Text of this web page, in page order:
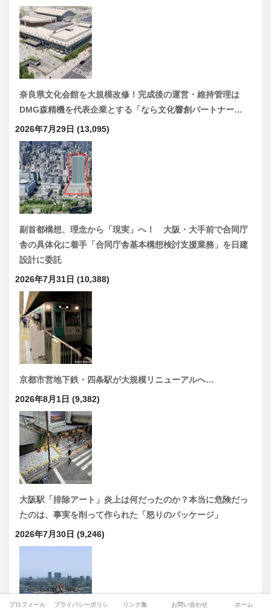
奈良県文化会館を大規模改修！完成後の運営・維持管理は
DMG森精機を代表企業とする「なら文化響創パートナー…
2026年7月29日 (13,095)
副首都構想、理念から「現実」へ！ 大阪・大手前で合同庁
舎の具体化に着手「合同庁舎基本構想検討支援業務」を日建
設計に委託
2026年7月31日 (10,388)
京都市営地下鉄・四条駅が大規模リニューアルへ…
2026年8月1日 (9,382)
大阪駅「排除アート」炎上は何だったのか？本当に危険だっ
たのは、事実を削って作られた「怒りのパッケージ」
2026年7月30日 (9,246)
プロフィール プライバシーポリシー リンク集 お問い合わせ ホーム